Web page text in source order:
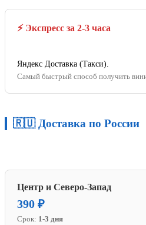
⚡ Экспресс за 2-3 часа
Яндекс Доставка (Такси).
Самый быстрый способ получить
🇷🇺 Доставка по России
Центр и Северо-Запад
390 ₽
Срок: 1-3 дня